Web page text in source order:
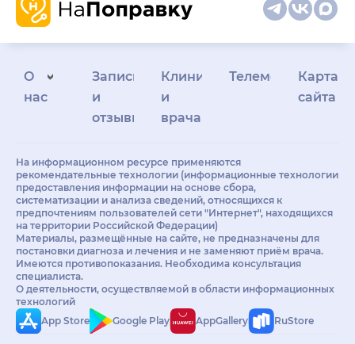
О
нас
Запись
и
отзывы
Клиникам
и
врачам
Телемедицина
Карта
сайта
На информационном ресурсе применяются
рекомендательные технологии (информационные технологии
предоставления информации на основе сбора,
систематизации и анализа сведений, относящихся к
предпочтениям пользователей сети "Интернет", находящихся
на территории Российской Федерации)
Материалы, размещённые на сайте, не предназначены для
постановки диагноза и лечения и не заменяют приём врача.
Имеются противопоказания. Необходима консультация
специалиста.
О деятельности, осуществляемой в области информационных
технологий
App Store
Google Play AppGallery RuStore